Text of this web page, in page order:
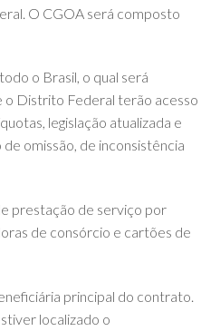
O CGOA será composto
o Brasil, o qual será
o Distrito Federal terão acesso
legislação atualizada e
omissão, de inconsistência
prestação de serviço por
de consórcio e cartões de
principal do contrato.
localizado o